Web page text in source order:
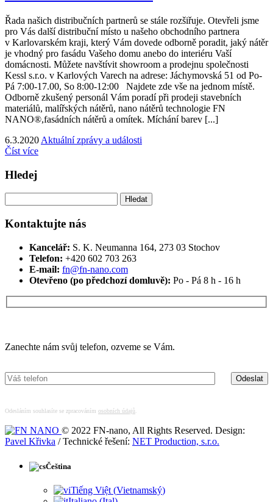
Řada našich distribučních partnerů se stále rozšiřuje. Otevřeli jsme
pro Vás další distribuční místo u našeho obchodního partnera
v Karlovarském kraji, který Vám dovede odborně poradit, jaký nátěr
je vhodný pro fasádu Vašeho domu anebo do interiéru Vaší
domácnosti. Můžete navštívit showroom a prodejnu společnosti
Kessl s.r.o. v Karlových Varech na adrese: Jáchymovská 51 od Po-
Pá 7:00-17.00, So 8:00-12:00 Najdete zde vše na jednom místě.
Odborně zkušený personál Vám poradí při prodeji stavebních
materiálů, malířských nátěrů, nano nátěrů technologie FN
NANO®,fasádních nátěrů a omítek. Míchání barev [...]
6.3.2020 Aktuální zprávy a události
Číst více
Hledej
Kontaktujte nás
Kancelář: S. K. Neumanna 164, 273 03 Stochov
Telefon: +420 ‭602 703 263‬
E-mail: fn@fn-nano.com
Otevřeno (po předchozí domluvě): Po - Pá 8 h - 16 h
Zanechte nám svůj telefon, ozveme se Vám.
Odesláním souhlasíte se zpracováním osobních údajů
© 2022 FN-nano, All Rights Reserved. Design:
Pavel Křivka / Technické řešení: NET Production, s.r.o.
Čeština
Tiếng Việt (Vietnamský)